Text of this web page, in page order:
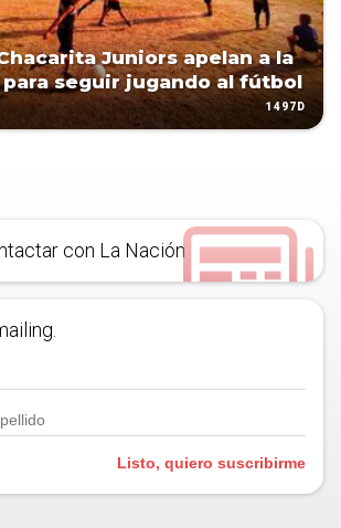
Juniors apelan a la
seguir jugando al fútbol
1497D
con La Nación
Listo, quiero suscribirme